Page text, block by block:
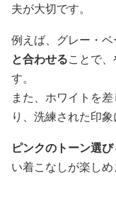
夫が大切です。
例えば、グレー・
と合わせることで
す。
また、ホワイトを
り、洗練された印象
ピンクのトーン選び
い着こなしが楽しめ